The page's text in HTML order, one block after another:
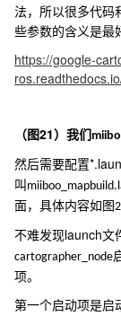
法，所以很多代码
些参数的含义是最
https://google-
（图21）我们
然后需要配置
叫
面，具体内容如图
不难发现launch文
cartographer_node
项。
第一个启动项是启